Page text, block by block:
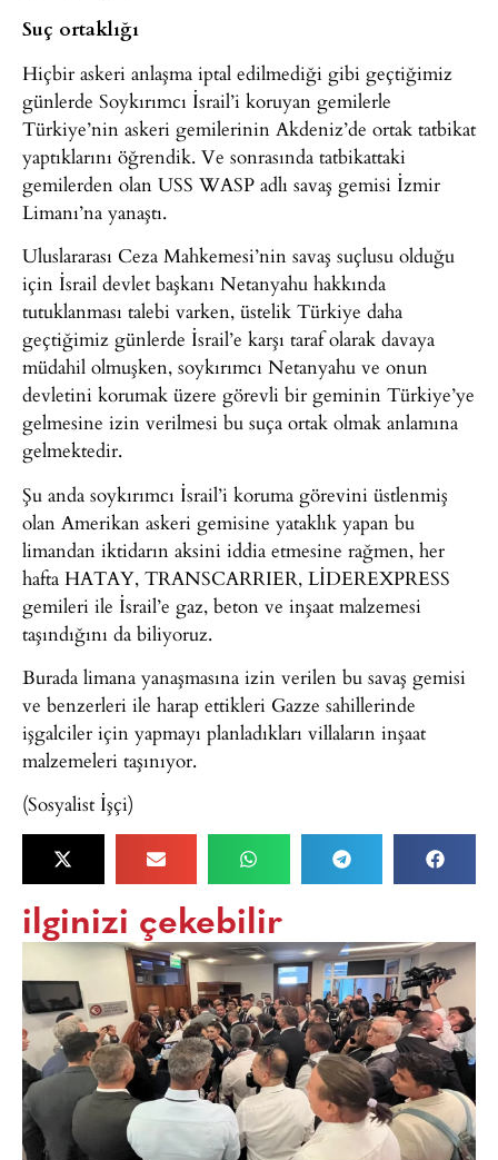
Suç ortaklığı
Hiçbir askeri anlaşma iptal edilmediği gibi geçtiğimiz
günlerde Soykırımcı İsrail’i koruyan gemilerle
Türkiye’nin askeri gemilerinin Akdeniz’de ortak tatbikat
yaptıklarını öğrendik. Ve sonrasında tatbikattaki
gemilerden olan USS WASP adlı savaş gemisi İzmir
Limanı’na yanaştı.
Uluslararası Ceza Mahkemesi’nin savaş suçlusu olduğu
için İsrail devlet başkanı Netanyahu hakkında
tutuklanması talebi varken, üstelik Türkiye daha
geçtiğimiz günlerde İsrail’e karşı taraf olarak davaya
müdahil olmuşken, soykırımcı Netanyahu ve onun
devletini korumak üzere görevli bir geminin Türkiye’ye
gelmesine izin verilmesi bu suça ortak olmak anlamına
gelmektedir.
Şu anda soykırımcı İsrail’i koruma görevini üstlenmiş
olan Amerikan askeri gemisine yataklık yapan bu
limandan iktidarın aksini iddia etmesine rağmen, her
hafta HATAY, TRANSCARRIER, LİDEREXPRESS
gemileri ile İsrail’e gaz, beton ve inşaat malzemesi
taşındığını da biliyoruz.
Burada limana yanaşmasına izin verilen bu savaş gemisi
ve benzerleri ile harap ettikleri Gazze sahillerinde
işgalciler için yapmayı planladıkları villaların inşaat
malzemeleri taşınıyor.
(Sosyalist İşçi)
ilginizi çekebilir